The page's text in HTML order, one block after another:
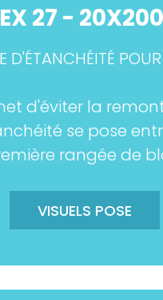
27 -
D'ÉTANCHÉITÉ
d'éviter la
se pose
rangée de
VISUELS POSE